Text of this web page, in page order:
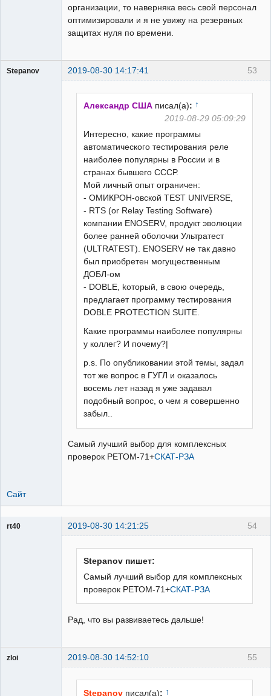
организации, то наверняка весь свой персонал
оптимизировали и я не увижу на резервных
защитах нуля по времени.
53
Stepanov 2019-08-30 14:17:41
Александр США писал(а): ↑
2019-08-29 05:09:29
Интересно, какие программы
автоматического тестирования реле
наиболее популярны в России и в
странах бывшего СССР.
Мой личный опыт ограничен:
- ОМИКРОН-овской TEST UNIVERSE,
- RTS (or Relay Testing Software)
компании ENOSERV, продукт эволюции
более ранней оболочки Ультратест
(ULTRATEST). ENOSERV не так давно
был приобретен могущественным
ДОБЛ-ом
- DOBLE, kоторый, в свою очередь,
предлагает программу тестирования
DOBLE PROTECTION SUITE.
Какие программы наиболее популярны
у коллег? И почему?|
p.s. По опубликовании этой темы, задал
тот же вопрос в ГУГЛ и оказалось
восемь лет назад я уже задавал
подобный вопрос, о чем я совершенно
забыл..
Самый лучший выбор для комплексных
проверок РЕТОМ-71+СКАТ-РЗА
Сайт
54
rt40 2019-08-30 14:21:25
Stepanov пишет:
Самый лучший выбор для комплексных
проверок РЕТОМ-71+СКАТ-РЗА
Рад, что вы развиваетесь дальше!
55
zloi 2019-08-30 14:52:10
Stepanov писал(а): ↑